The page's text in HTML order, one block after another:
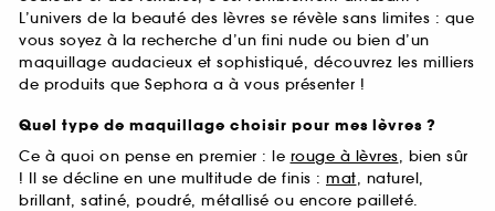
L’univers de la beauté des lèvres se révèle sans limites : que
vous soyez à la recherche d’un fini nude ou bien d’un
maquillage audacieux et sophistiqué, découvrez les milliers
de produits que Sephora a à vous présenter !
Quel type de maquillage choisir pour mes lèvres ?
Ce à quoi on pense en premier : le rouge à lèvres, bien sûr
! Il se décline en une multitude de finis : mat, naturel,
brillant, satiné, poudré, métallisé ou encore pailleté.